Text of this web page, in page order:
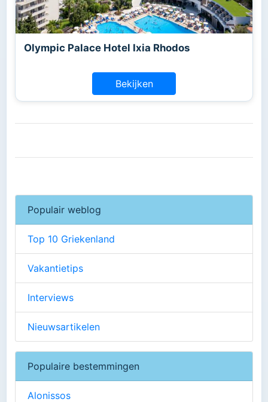
Olympic Palace Hotel Ixia Rhodos
Bekijken
Populair weblog
Top 10 Griekenland
Vakantietips
Interviews
Nieuwsartikelen
Populaire bestemmingen
Alonissos